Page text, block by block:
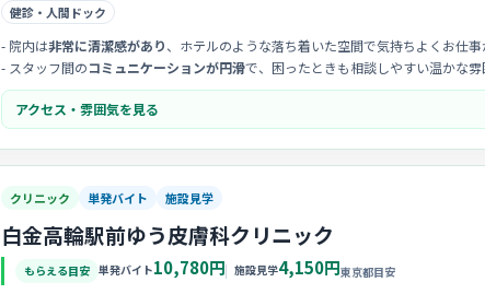
健診・人間ドック
- 院内は非常に清潔感があり、ホテルのような落ち着いた空間で気持ちよくお仕事
- スタッフ間のコミュニケーションが円滑で、困ったときも相談しやすい温かな雰
- 受診者様一人ひとりに対する丁寧な対応を大切にしており、高い接遇意識が身に
アクセス・雰囲気を見る
クリニック 単発バイト 施設見学
白金高輪駅前ゆう皮膚科クリニック
もらえる目安 単発バイト10,780円 施設見学4,150円東京都目安